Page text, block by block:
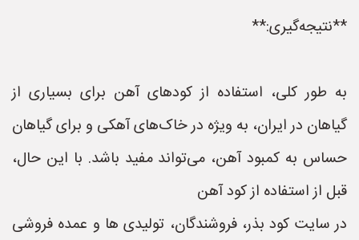
**نتیجه‌گیری:**
به طور کلی، استفاده از کودهای آهن برای بسیاری از
گیاهان در ایران، به ویژه در خاک‌های آهکی و برای گیاهان
حساس به کمبود آهن، می‌تواند مفید باشد. با این حال،
قبل از استفاده از کود آهن
در سایت کود بذر، فروشندگان، تولیدی ها و عمده فروشی